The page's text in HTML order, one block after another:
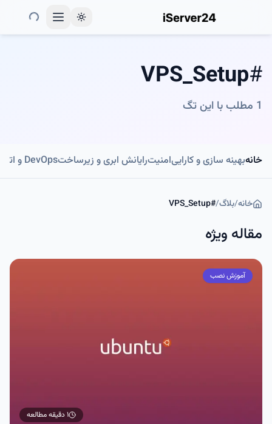
Toggle theme
#
VPS_Setup
1 مطلب با این تگ
خانهبهینه سازی و کاراییامنیترایانش ابری و زیرساختDevOps و اتوماسیون
خانه/بلاگ/
#
VPS_Setup
مقاله ویژه
آموزش نصب
۱ دقیقه مطالعه